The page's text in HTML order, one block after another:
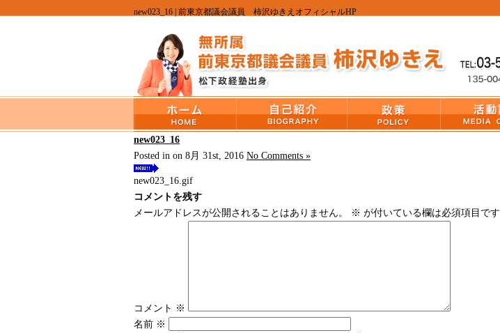
new023_16 | 前東京都議会議員 柿沢ゆきえオフィシャルHP
new023_16
Posted in on 8月 31st, 2016 No Comments »
new023_16.gif
コメントを残す
メールアドレスが公開されることはありません。
※ が付いている欄は必須項目です
コメント ※
名前 ※